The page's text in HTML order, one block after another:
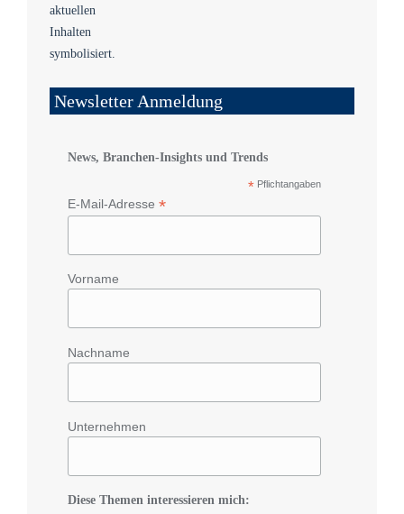
Newsletter Anmeldung
News, Branchen-Insights und Trends
* Pflichtangaben
E-Mail-Adresse *
Vorname
Nachname
Unternehmen
Diese Themen interessieren mich: